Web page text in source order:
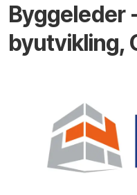
Byggeleder
byutvikling,